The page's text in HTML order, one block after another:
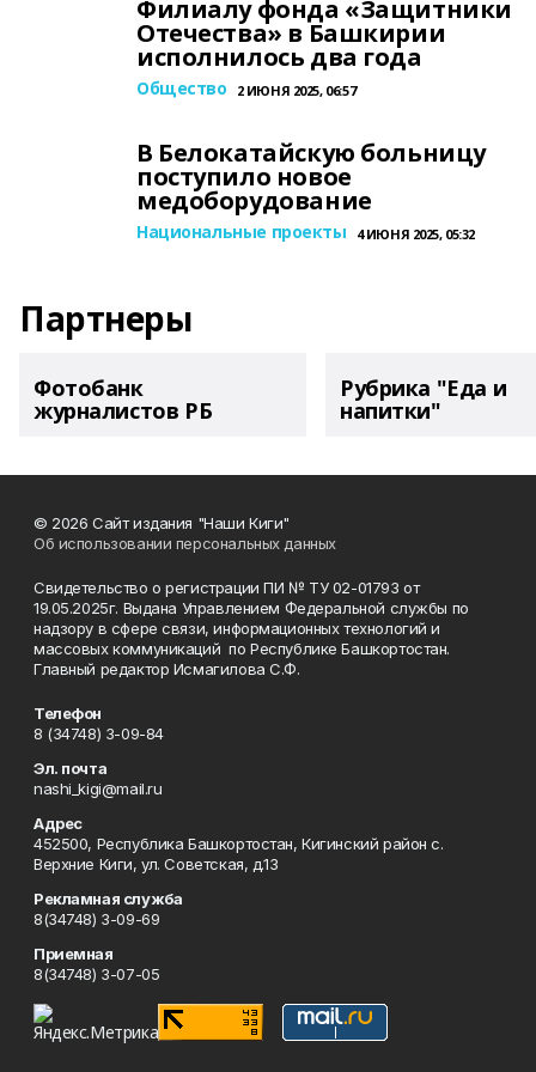
Филиалу фонда «Защитники
Отечества» в Башкирии
исполнилось два года
Общество 2 ИЮНЯ 2025, 06:57
В Белокатайскую больницу
поступило новое
медоборудование
Национальные проекты 4 ИЮНЯ 2025, 05:32
Партнеры
Фотобанк
журналистов РБ
Рубрика "Еда и
напитки"
© 2026 Сайт издания "Наши Киги"
Об использовании персональных данных
Свидетельство о регистрации ПИ № ТУ 02-01793 от
19.05.2025г. Выдана Управлением Федеральной службы по
надзору в сфере связи, информационных технологий и
массовых коммуникаций по Республике Башкортостан.
Главный редактор Исмагилова С.Ф.
Телефон
8 (34748) 3-09-84
Эл. почта
nashi_kigi@mail.ru
Адрес
452500, Республика Башкортостан, Кигинский район с.
Верхние Киги, ул. Советская, д.13
Рекламная служба
8(34748) 3-09-69
Приемная
8(34748) 3-07-05